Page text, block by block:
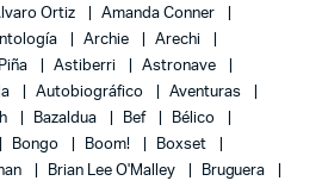
Ortiz
Amanda Conner
Archie
Arechi
Astiberri
Astronave
Autobiográfico
Aventuras
Bazaldua Bef
Bélico
Bongo Boom!
Boxset
Brian Lee O'Malley
Bruguera